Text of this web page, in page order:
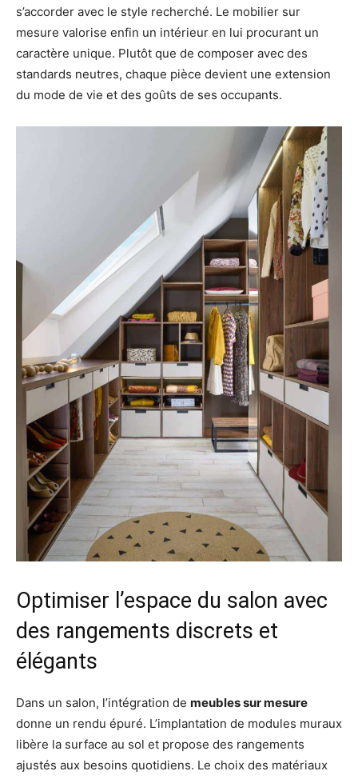
s’accorder avec le style recherché. Le mobilier sur
mesure valorise enfin un intérieur en lui procurant un
caractère unique. Plutôt que de composer avec des
standards neutres, chaque pièce devient une extension
du mode de vie et des goûts de ses occupants.
Optimiser l’espace du salon avec
des rangements discrets et
élégants
Dans un salon, l’intégration de meubles sur mesure
donne un rendu épuré. L’implantation de modules muraux
libère la surface au sol et propose des rangements
ajustés aux besoins quotidiens. Le choix des matériaux